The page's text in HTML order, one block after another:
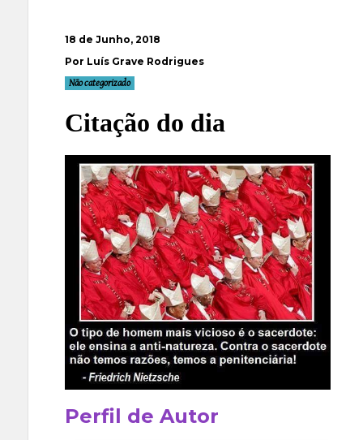
18 de Junho, 2018
Por Luís Grave Rodrigues
Não categorizado
Citação do dia
Perfil de Autor